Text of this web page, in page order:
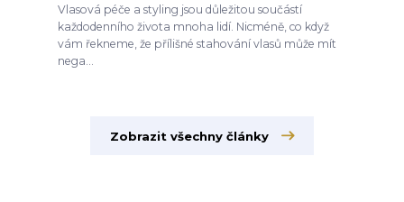
Vlasová péče a styling jsou důležitou součástí
každodenního života mnoha lidí. Nicméně, co když
vám řekneme, že přílišné stahování vlasů může mít
nega...
Zobrazit všechny články